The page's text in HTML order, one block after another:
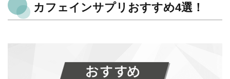
カフェインサプリおすすめ4選！